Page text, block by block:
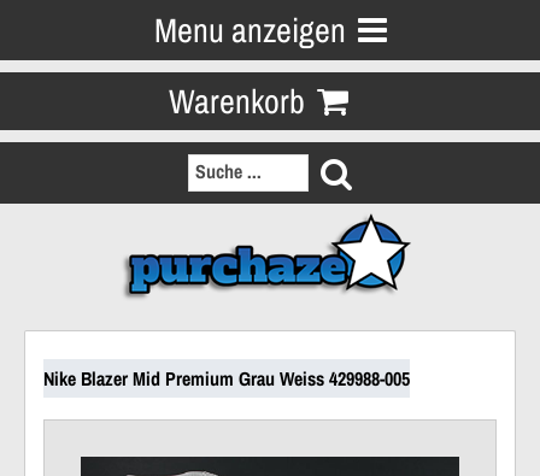
Menu anzeigen
Warenkorb
Nike Blazer Mid Premium Grau Weiss 429988-005